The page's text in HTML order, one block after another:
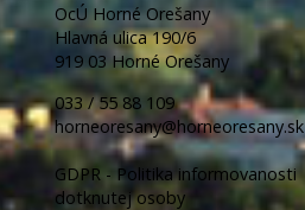
OcÚ Horné Orešany
Hlavná ulica 190/6
919 03 Horné Orešany
033 / 55 88 109
horneoresany@horneoresany.sk
GDPR - Politika informovanosti
dotknutej osoby